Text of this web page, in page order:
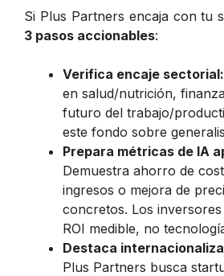
Si Plus Partners encaja con tu
3 pasos accionables:
Verifica encaje sectorial:
en salud/nutrición,
futuro del trabajo/
este fondo sobre
Prepara métricas de IA
Demuestra ahorro de
ingresos o mejora de
concretos. Los
ROI medible, no
Destaca
Plus Partners busca